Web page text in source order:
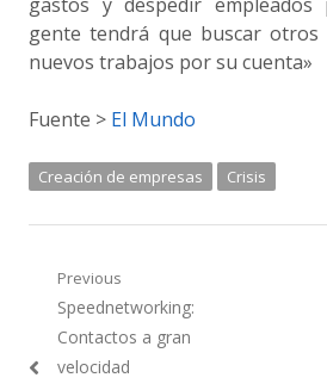
gente tendrá que buscar
nuevos trabajos por su cuenta»
Fuente > El Mundo
Creación de empresas Crisis
Navegación
de
entradas
Previous
Previous
post:
Speednetworking:
Contactos a gran
velocidad